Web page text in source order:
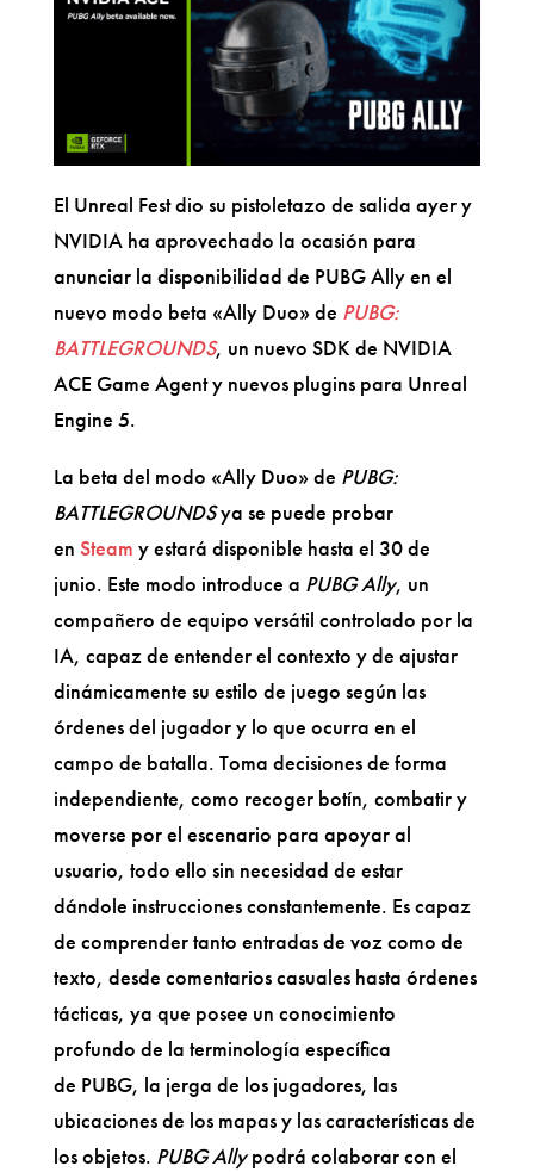
El Unreal Fest dio su pistoletazo de salida ayer y
NVIDIA ha aprovechado la ocasión para
anunciar la disponibilidad de PUBG Ally en el
nuevo modo beta «Ally Duo» de PUBG:
BATTLEGROUNDS, un nuevo SDK de NVIDIA
ACE Game Agent y nuevos plugins para Unreal
Engine 5.
La beta del modo «Ally Duo» de PUBG:
BATTLEGROUNDSya se puede probar
en Steam y estará disponible hasta el 30 de
junio. Este modo introduce a PUBG Ally, un
compañero de equipo versátil controlado por la
IA, capaz de entender el contexto y de ajustar
dinámicamente su estilo de juego según las
órdenes del jugador y lo que ocurra en el
campo de batalla. Toma decisiones de forma
independiente, como recoger botín, combatir y
moverse por el escenario para apoyar al
usuario, todo ello sin necesidad de estar
dándole instrucciones constantemente. Es capaz
de comprender tanto entradas de voz como de
texto, desde comentarios casuales hasta órdenes
tácticas, ya que posee un conocimiento
profundo de la terminología específica
de PUBG, la jerga de los jugadores, las
ubicaciones de los mapas y las características de
los objetos. PUBG Allypodrá colaborar con el